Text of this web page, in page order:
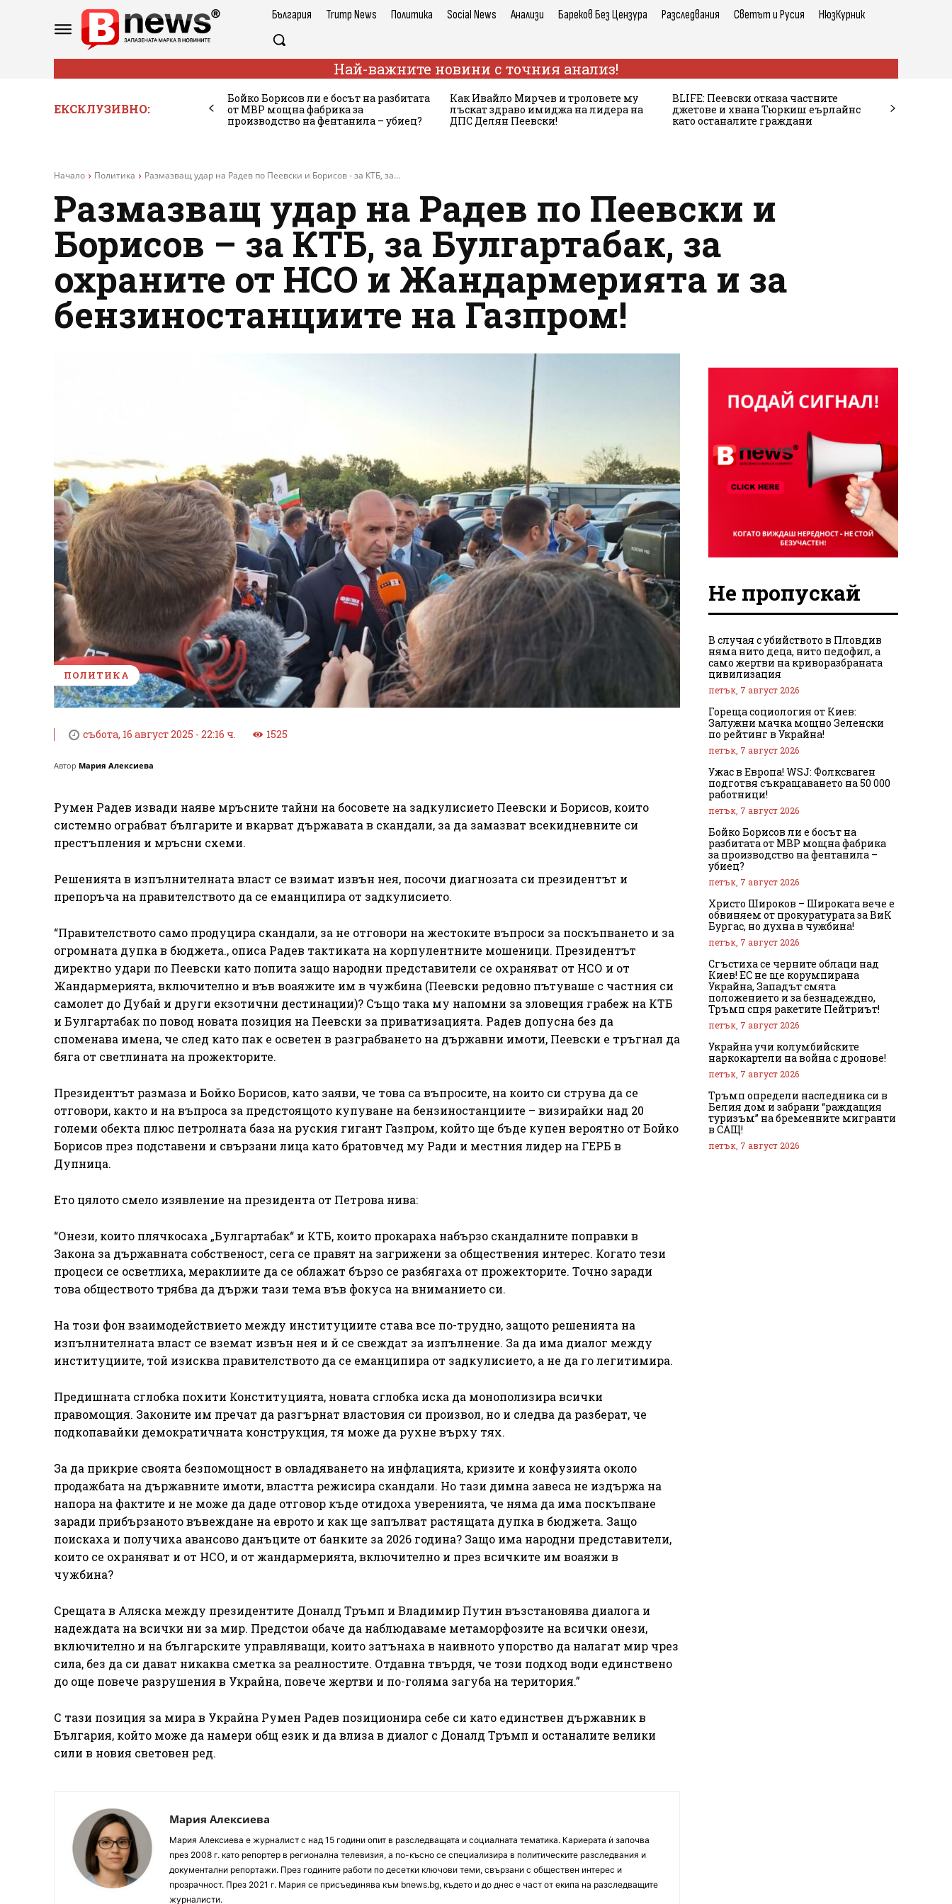
България Trump News Политика Social News Анализи Бареков Без Цензура Разследвания Светът и Русия НюзКурник
Най-важните новини с точния анализ!
ЕКСКЛУЗИВНО:
Бойко Борисов ли е босът на разбитата
от МВР мощна фабрика за
производство на фентанила – убиец?
Как Ивайло Мирчев и троловете му
лъскат здраво имиджа на лидера на
ДПС Делян Пеевски!
BLIFE: Пеевски отказа частните
джетове и хвана Тюркиш еърлайнс
като останалите граждани
Начало Политика Размазващ удар на Радев по Пеевски и Борисов - за КТБ, за...
Размазващ удар на Радев по Пеевски и
Борисов – за КТБ, за Булгартабак, за
охраните от НСО и Жандармерията и за
бензиностанциите на Газпром!
ПОЛИТИКА
събота, 16 август 2025 - 22:16 ч. 1525
Автор Мария Алексиева
Румен Радев извади наяве мръсните тайни на босовете на задкулисието Пеевски и Борисов, които
системно ограбват българите и вкарват държавата в скандали, за да замазват всекидневните си
престъпления и мръсни схеми.
Решенията в изпълнителната власт се взимат извън нея, посочи диагнозата си президентът и
препоръча на правителството да се еманципира от задкулисието.
“Правителството само продуцира скандали, за не отговори на жестоките въпроси за поскъпването и за
огромната дупка в бюджета., описа Радев тактиката на корпулентните мошеници. Президентът
директно удари по Пеевски като попита защо народни представители се охраняват от НСО и от
Жандармерията, включително и във воаяжите им в чужбина (Пеевски редовно пътуваше с частния си
самолет до Дубай и други екзотични дестинации)? Също така му напомни за зловещия грабеж на КТБ
и Булгартабак по повод новата позиция на Пеевски за приватизацията. Радев допусна без да
споменава имена, че след като пак е осветен в разграбването на държавни имоти, Пеевски е тръгнал да
бяга от светлината на прожекторите.
Президентът размаза и Бойко Борисов, като заяви, че това са въпросите, на които си струва да се
отговори, както и на въпроса за предстоящото купуване на бензиностанциите – визирайки над 20
големи обекта плюс петролната база на руския гигант Газпром, който ще бъде купен вероятно от Бойко
Борисов през подставени и свързани лица като братовчед му Ради и местния лидер на ГЕРБ в
Дупница.
Ето цялото смело изявление на президента от Петрова нива:
“Онези, които плячкосаха „Булгартабак“ и КТБ, които прокараха набързо скандалните поправки в
Закона за държавната собственост, сега се правят на загрижени за обществения интерес. Когато тези
процеси се осветлиха, мераклиите да се облажат бързо се разбягаха от прожекторите. Точно заради
това обществото трябва да държи тази тема във фокуса на вниманието си.
На този фон взаимодействието между институциите става все по-трудно, защото решенията на
изпълнителната власт се вземат извън нея и й се свеждат за изпълнение. За да има диалог между
институциите, той изисква правителството да се еманципира от задкулисието, а не да го легитимира.
Предишната сглобка похити Конституцията, новата сглобка иска да монополизира всички
правомощия. Законите им пречат да разгърнат властовия си произвол, но и следва да разберат, че
подкопавайки демократичната конструкция, тя може да рухне върху тях.
За да прикрие своята безпомощност в овладяването на инфлацията, кризите и конфузията около
продажбата на държавните имоти, властта режисира скандали. Но тази димна завеса не издържа на
напора на фактите и не може да даде отговор къде отидоха уверенията, че няма да има поскъпване
заради прибързаното въвеждане на еврото и как ще запълват растящата дупка в бюджета. Защо
поискаха и получиха авансово данъците от банките за 2026 година? Защо има народни представители,
които се охраняват и от НСО, и от жандармерията, включително и през всичките им воаяжи в
чужбина?
Срещата в Аляска между президентите Доналд Тръмп и Владимир Путин възстановява диалога и
надеждата на всички ни за мир. Предстои обаче да наблюдаваме метаморфозите на всички онези,
включително и на българските управляващи, които затънаха в наивното упорство да налагат мир чрез
сила, без да си дават никаква сметка за реалностите. Отдавна твърдя, че този подход води единствено
до още повече разрушения в Украйна, повече жертви и по-голяма загуба на територия.”
С тази позиция за мира в Украйна Румен Радев позиционира себе си като единствен държавник в
България, който може да намери общ език и да влиза в диалог с Доналд Тръмп и останалите велики
сили в новия световен ред.
Мария Алексиева
Мария Алексиева е журналист с над 15 години опит в разследващата и социалната тематика. Кариерата ѝ започва
през 2008 г. като репортер в регионална телевизия, а по-късно се специализира в политическите разследвания и
документални репортажи. През годините работи по десетки ключови теми, свързани с обществен интерес и
прозрачност. През 2021 г. Мария се присъединява към bnews.bg, където и до днес е част от екипа на разследващите
журналисти.
Не пропускай
В случая с убийството в Пловдив
няма нито деца, нито педофил, а
само жертви на криворазбраната
цивилизация
петък, 7 август 2026
Гореща социология от Киев:
Залужни мачка мощно Зеленски
по рейтинг в Украйна!
петък, 7 август 2026
Ужас в Европа! WSJ: Фолксваген
подготвя съкращаването на 50 000
работници!
петък, 7 август 2026
Бойко Борисов ли е босът на
разбитата от МВР мощна фабрика
за производство на фентанила –
убиец?
петък, 7 август 2026
Христо Широков – Широката вече е
обвиняем от прокуратурата за ВиК
Бургас, но духна в чужбина!
петък, 7 август 2026
Сгъстиха се черните облаци над
Киев! ЕС не ще корумпирана
Украйна, Западът смята
положението и за безнадеждно,
Тръмп спря ракетите Пейтриът!
петък, 7 август 2026
Украйна учи колумбийските
наркокартели на война с дронове!
петък, 7 август 2026
Тръмп определи наследника си в
Белия дом и забрани “раждащия
туризъм” на бременните мигранти
в САЩ!
петък, 7 август 2026